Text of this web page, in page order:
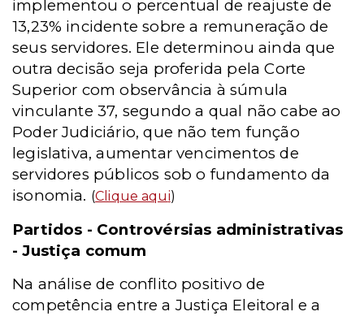
implementou o percentual de reajuste de
13,23% incidente sobre a remuneração de
seus servidores. Ele determinou ainda que
outra decisão seja proferida pela Corte
Superior com observância à súmula
vinculante 37, segundo a qual não cabe ao
Poder Judiciário, que não tem função
legislativa, aumentar vencimentos de
servidores públicos sob o fundamento da
isonomia. (Clique aqui)
Partidos - Controvérsias administrativas
- Justiça comum
Na análise de conflito positivo de
competência entre a Justiça Eleitoral e a